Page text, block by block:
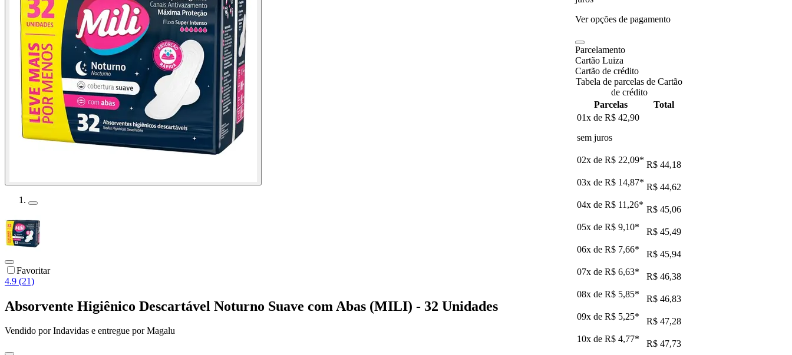
Favoritar
4.9 (21)
Absorvente Higiênico Descartável Noturno Suave com Abas (MILI) - 32 Unidades
Vendido porIndavidas e entregue por Magalu
Ver opções de pagamento
Parcelamento
Cartão Luiza
Cartão de crédito
Tabela de parcelas de Cartão
de crédito
Parcelas
Total
01x de R$ 42,90
sem juros
02x de R$ 22,09* R$ 44,18
03x de R$ 14,87* R$ 44,62
04x de R$ 11,26* R$ 45,06
05x de R$ 9,10*
R$ 45,49
06x de R$ 7,66*
R$ 45,94
07x de R$ 6,63*
R$ 46,38
08x de R$ 5,85*
R$ 46,83
09x de R$ 5,25*
R$ 47,28
10x de R$ 4,77*
R$ 47,73